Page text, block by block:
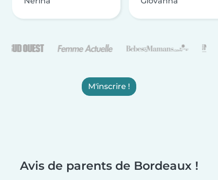
M'inscrire !
Avis de parents de Bordeaux !